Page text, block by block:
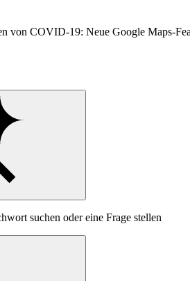
von COVID-19: Neue Google Maps-
suchen oder eine Frage stellen